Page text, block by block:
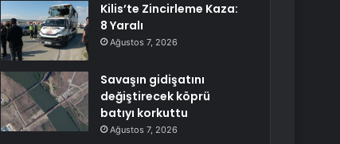
Kilis’te Zincirleme Kaza:
8 Yaralı
Ağustos 7, 2026
Savaşın gidişatını
değiştirecek köprü
batıyı korkuttu
Ağustos 7, 2026